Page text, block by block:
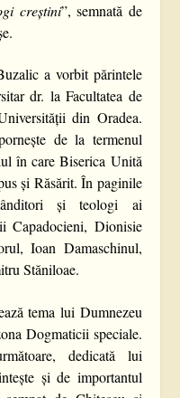
creștini”, semnată de
a vorbit părintele
dr. la Facultatea de
din Oradea.
de la termenul
în care Biserica Unită
și Răsărit. În paginile
și teologi ai
Capadocieni, Dionisie
Ioan Damaschinul,
Stăniloae.
tema lui Dumnezeu
Dogmaticii speciale.
dedicată lui
și de importantul